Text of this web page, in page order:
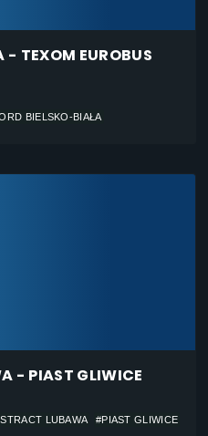
- TEXOM EUROBUS
BIELSKO-BIAŁA
- PIAST GLIWICE
LUBAWA #PIAST GLIWICE